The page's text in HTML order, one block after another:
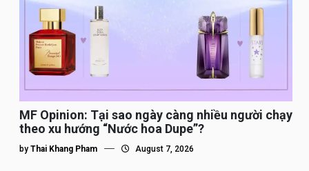
MF Opinion: Tại sao ngày càng nhiều người chạy
theo xu hướng “Nước hoa Dupe”?
by Thai Khang Pham August 7, 2026